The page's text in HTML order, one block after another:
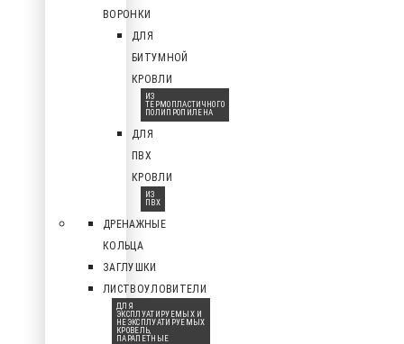
ВОРОНКИ
ДЛЯ
БИТУМНОЙ
КРОВЛИ
ИЗ
ТЕРМОПЛАСТИЧНОГО
ПОЛИПРОПИЛЕНА
ДЛЯ
ПВХ
КРОВЛИ
ИЗ
ПВХ
ДРЕНАЖНЫЕ
КОЛЬЦА
ЗАГЛУШКИ
ЛИСТВОУЛОВИТЕЛИ
ДЛЯ
ЭКСПЛУАТИРУЕМЫХ И
НЕЭКСПЛУАТИРУЕМЫХ
КРОВЕЛЬ,
ПАРАПЕТНЫЕ